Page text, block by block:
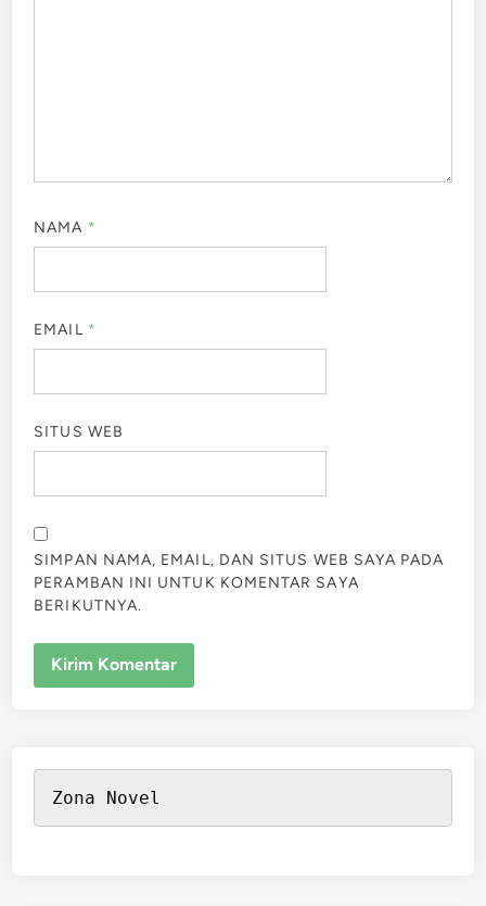
NAMA *
EMAIL *
SITUS WEB
SIMPAN NAMA, EMAIL, DAN SITUS WEB SAYA PADA
PERAMBAN INI UNTUK KOMENTAR SAYA
BERIKUTNYA.
Zona Novel